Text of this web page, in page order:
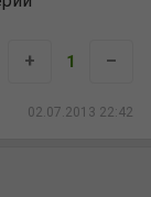
02.07.2013 22:42
+ 1 –